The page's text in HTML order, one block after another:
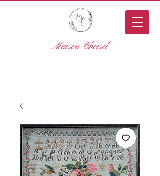
Maison Choisel